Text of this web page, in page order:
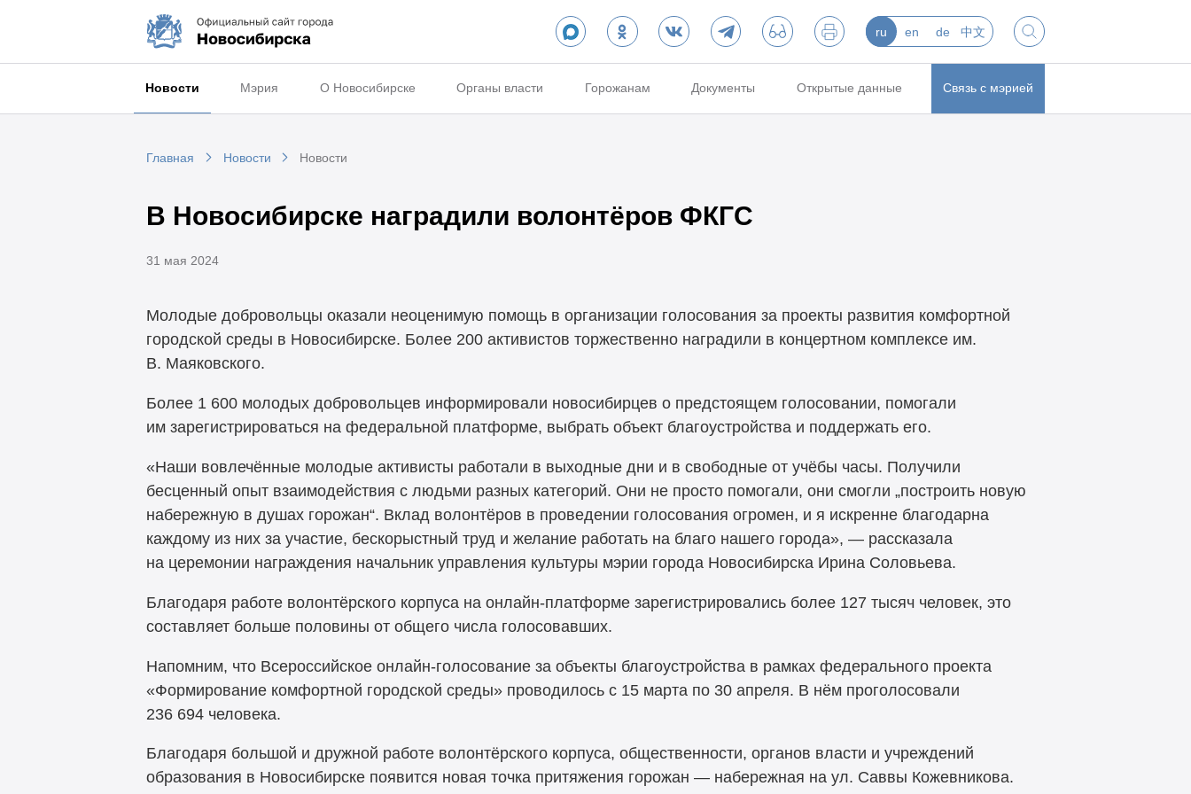
ru en de 中文
Новости Мэрия О Новосибирске Органы власти Горожанам Документы Открытые данные Связь с мэрией
Главная Новости Новости
В Новосибирске наградили волонтёров ФКГС
31 мая 2024
Молодые добровольцы оказали неоценимую помощь в организации голосования за проекты развития комфортной
городской среды в Новосибирске. Более 200 активистов торжественно наградили в концертном комплексе им.
В. Маяковского.
Более 1 600 молодых добровольцев информировали новосибирцев о предстоящем голосовании, помогали
им зарегистрироваться на федеральной платформе, выбрать объект благоустройства и поддержать его.
«Наши вовлечённые молодые активисты работали в выходные дни и в свободные от учёбы часы. Получили
бесценный опыт взаимодействия с людьми разных категорий. Они не просто помогали, они смогли „построить новую
набережную в душах горожан“. Вклад волонтёров в проведении голосования огромен, и я искренне благодарна
каждому из них за участие, бескорыстный труд и желание работать на благо нашего города», — рассказала
на церемонии награждения начальник управления культуры мэрии города Новосибирска Ирина Соловьева.
Благодаря работе волонтёрского корпуса на онлайн-платформе зарегистрировались более 127 тысяч человек, это
составляет больше половины от общего числа голосовавших.
Напомним, что Всероссийское онлайн-голосование за объекты благоустройства в рамках федерального проекта
«Формирование комфортной городской среды» проводилось с 15 марта по 30 апреля. В нём проголосовали
236 694 человека.
Благодаря большой и дружной работе волонтёрского корпуса, общественности, органов власти и учреждений
образования в Новосибирске появится новая точка притяжения горожан — набережная на ул. Саввы Кожевникова.